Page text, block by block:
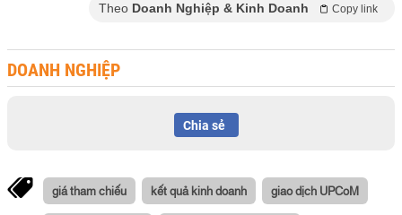
Theo Doanh Nghiệp & Kinh Doanh Copy link
DOANH NGHIỆP
Chia sẻ
giá tham chiếu kết quả kinh doanh giao dịch UPCoM